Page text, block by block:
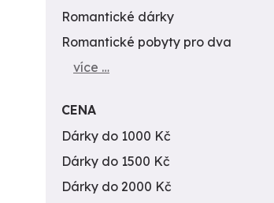
Romantické dárky
Romantické pobyty pro dva
více …
CENA
Dárky do 1000 Kč
Dárky do 1500 Kč
Dárky do 2000 Kč